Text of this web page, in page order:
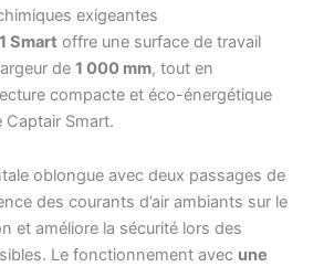
exigeantes
Smart offre une surface de travail
de 1 000 mm, tout en
compacte et éco-énergétique
Captair Smart.
oblongue avec deux passages de
des courants d’air ambiants sur le
et améliore la sécurité lors des
Le fonctionnement avec une